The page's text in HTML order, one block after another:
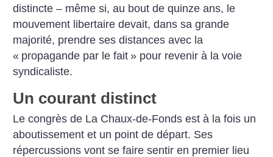
distincte – même si, au bout de quinze ans, le
mouvement libertaire devait, dans sa grande
majorité, prendre ses distances avec la
« propagande par le fait » pour revenir à la voie
syndicaliste.
Un courant distinct
Le congrès de La Chaux-de-Fonds est à la fois un
aboutissement et un point de départ. Ses
répercussions vont se faire sentir en premier lieu